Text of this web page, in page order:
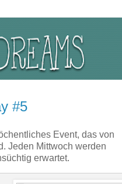
#5
Event, das von
Jeden Mittwoch werden
erwartet.